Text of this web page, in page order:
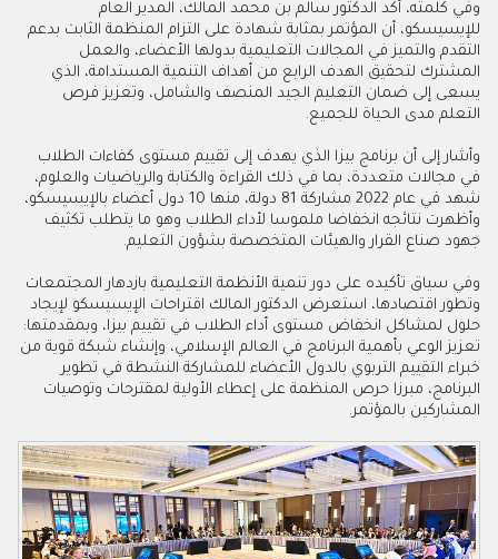
وفي كلمته، أكد الدكتور سالم بن محمد المالك، المدير العام
للإيسيسكو، أن المؤتمر بمثابة شهادة على التزام المنظمة الثابت بدعم
التقدم والتميز في المجالات التعليمية بدولها الأعضاء، والعمل
المشترك لتحقيق الهدف الرابع من أهداف التنمية المستدامة، الذي
يسعى إلى ضمان التعليم الجيد المنصف والشامل، وتعزيز فرص
التعلم مدى الحياة للجميع.
وأشار إلى أن برنامج بيزا الذي يهدف إلى تقييم مستوى كفاءات الطلاب
في مجالات متعددة، بما في ذلك القراءة والكتابة والرياضيات والعلوم،
شهد في عام 2022 مشاركة 81 دولة، منها 10 دول أعضاء بالإيسيسكو،
وأظهرت نتائجه انخفاضا ملموسا لأداء الطلاب وهو ما يتطلب تكثيف
جهود صناع القرار والهيئات المتخصصة بشؤون التعليم.
وفي سياق تأكيده على دور تنمية الأنظمة التعليمية بازدهار المجتمعات
وتطور اقتصادها، استعرض الدكتور المالك اقتراحات الإيسيسكو لإيجاد
حلول لمشاكل انخفاض مستوى أداء الطلاب في تقييم بيزا، وبمقدمتها:
تعزيز الوعي بأهمية البرنامج في العالم الإسلامي، وإنشاء شبكة قوية من
خبراء التقييم التربوي بالدول الأعضاء للمشاركة النشطة في تطوير
البرنامج، مبرزا حرص المنظمة على إعطاء الأولية لمقترحات وتوصيات
المشاركين بالمؤتمر.